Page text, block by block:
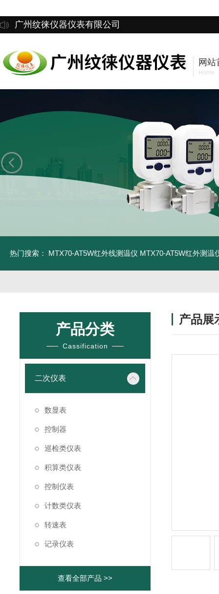
广州纹徕仪器仪表有限公司
网站
Home
热门搜索： MTX70-AT5W红外线测温仪 MTX70-AT5W红外测温
产品分类
Cassification
二次仪表
数显表
控制器
巡检类仪表
积算类仪表
控制仪表
计数类仪表
转速表
记录仪表
查看全部产品 >>
产品展